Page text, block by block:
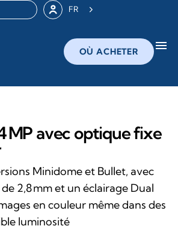
FR
OÙ ACHETER menu
MP avec optique fixe
Minidome et Bullet, avec
2,8 mm et un éclairage Dual
en couleur même dans des
luminosité